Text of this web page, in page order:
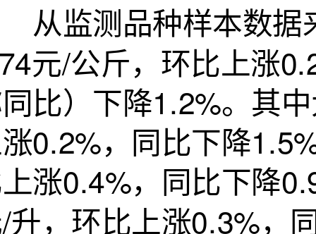
测品种样本数据
元/公斤，环比上涨
比）下降1.2%。其
0.2%，同比下降
涨0.4%，同比下降
升，环比上涨0.3%，